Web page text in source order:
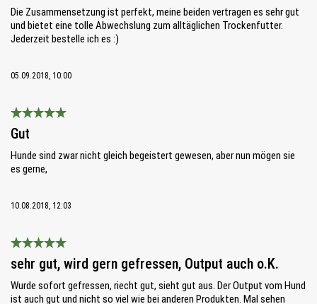
Die Zusammensetzung ist perfekt, meine beiden vertragen es sehr gut
und bietet eine tolle Abwechslung zum alltäglichen Trockenfutter.
Jederzeit bestelle ich es :)
05.09.2018, 10:00
Bewertung mit 5 von 5 Sternen
Gut
Hunde sind zwar nicht gleich begeistert gewesen, aber nun mögen sie
es gerne,
10.08.2018, 12:03
sehr gut, wird gern gefressen, Output auch o.K.
Wurde sofort gefressen, riecht gut, sieht gut aus. Der Output vom Hund
ist auch gut und nicht so viel wie bei anderen Produkten. Mal sehen